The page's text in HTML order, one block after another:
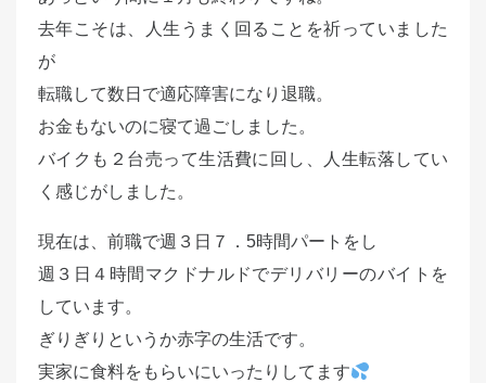
e
n
去年こそは、人生うまく回ることを祈っていました
が
転職して数日で適応障害になり退職。
お金もないのに寝て過ごしました。
バイクも２台売って生活費に回し、人生転落してい
く感じがしました。
現在は、前職で週３日７．5時間パートをし
週３日４時間マクドナルドでデリバリーのバイトを
しています。
ぎりぎりというか赤字の生活です。
実家に食料をもらいにいったりしてます